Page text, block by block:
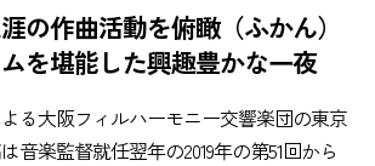
の作曲活動を俯瞰（ふかん）
を堪能した興趣豊かな一夜
る大阪フィルハーモニー交響楽団の東京
音楽監督就任翌年の2019年の第51回から